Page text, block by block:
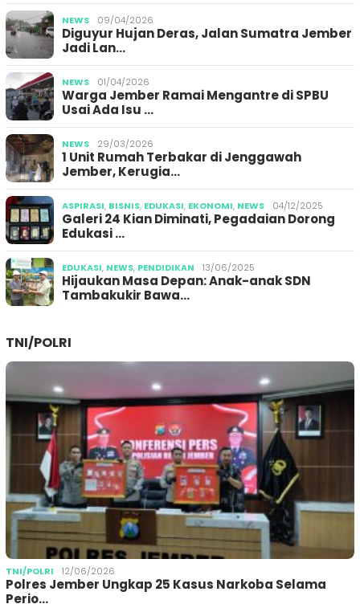
NEWS 09/04/2026
Diguyur Hujan Deras, Jalan Sumatra Jember
Jadi Lan…
NEWS 01/04/2026
Warga Jember Ramai Mengantre di SPBU
Usai Ada Isu …
NEWS 29/03/2026
1 Unit Rumah Terbakar di Jenggawah
Jember, Kerugia…
ASPIRASI, BISNIS, EDUKASI, EKONOMI, NEWS 04/12/2025
Galeri 24 Kian Diminati, Pegadaian Dorong
Edukasi …
EDUKASI, NEWS, PENDIDIKAN 13/06/2025
Hijaukan Masa Depan: Anak-anak SDN
Tambakukir Bawa…
TNI/POLRI
TNI/POLRI 12/06/2026
Polres Jember Ungkap 25 Kasus Narkoba Selama
Perio…